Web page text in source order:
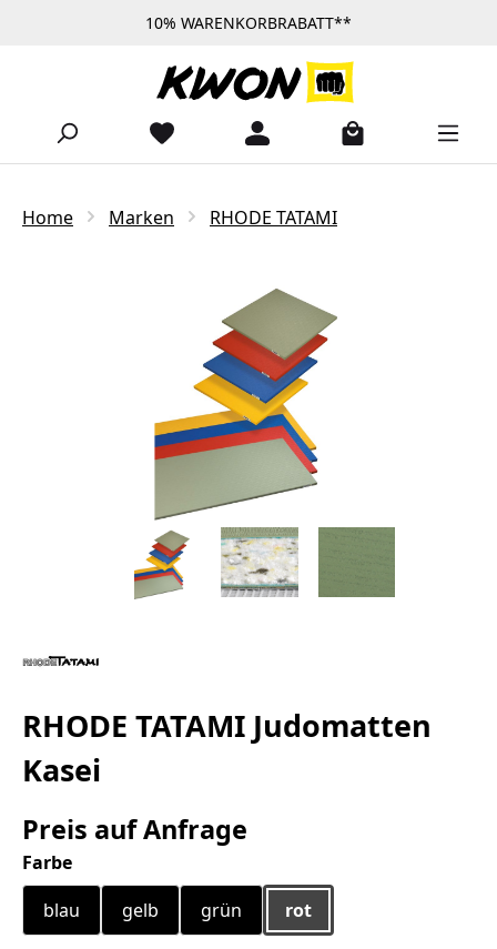
Zum Hauptinhalt springen10% WARENKORBRABATT**
Home Marken RHODE TATAMI
RHODE TATAMI Judomatten
Kasei
Preis auf Anfrage
Farbeauswählen
blau
gelb grün rot